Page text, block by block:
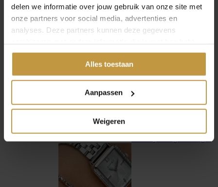
delen we informatie over jouw gebruik van onze site met
onze partners voor social media, advertenties en
analyses. Deze partners kunnen deze gegevens
gedeeld of die ze hebben verzameld via jouw gebruik van
Alles toestaan
Aanpassen
Weigeren
Swiss Military Hanowa